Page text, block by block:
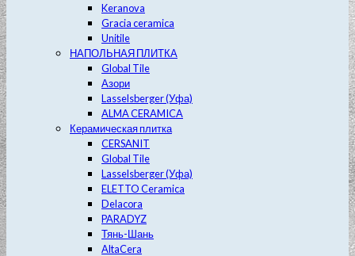
Keranova
Gracia ceramica
Unitile
НАПОЛЬНАЯ ПЛИТКА
Global Tile
Азори
Lasselsberger (Уфа)
ALMA CERAMICA
Керамическая плитка
CERSANIT
Global Tile
Lasselsberger (Уфа)
ELETTO Ceramica
Delacora
PARADYZ
Тянь-Шань
AltaCera